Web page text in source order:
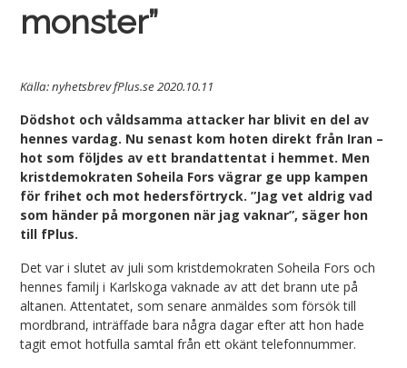
monster”
Källa: nyhetsbrev fPlus.se 2020.10.11
Dödshot och våldsamma attacker har blivit en del av
hennes vardag. Nu senast kom hoten direkt från Iran –
hot som följdes av ett brandattentat i hemmet. Men
kristdemokraten Soheila Fors vägrar ge upp kampen
för frihet och mot hedersförtryck. ”Jag vet aldrig vad
som händer på morgonen när jag vaknar”, säger hon
till fPlus.
Det var i slutet av juli som kristdemokraten Soheila Fors och
hennes familj i Karlskoga vaknade av att det brann ute på
altanen. Attentatet, som senare anmäldes som försök till
mordbrand, inträffade bara några dagar efter att hon hade
tagit emot hotfulla samtal från ett okänt telefonnummer.